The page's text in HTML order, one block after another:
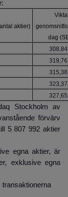
aktier)
dag
Stockholm av
förvärv
5 807 992 aktier
egna aktier, är
exklusive egna